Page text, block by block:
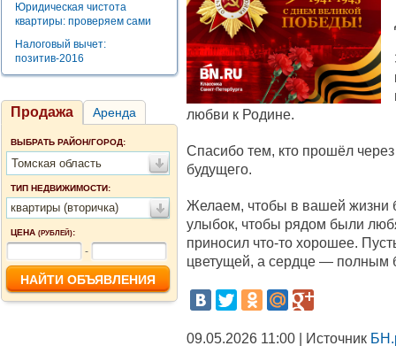
Юридическая чистота
квартиры: проверяем сами
Налоговый вычет:
позитив-2016
Продажа Аренда
ВЫБРАТЬ РАЙОН/ГОРОД:
Томская область
ТИП НЕДВИЖИМОСТИ:
квартиры (вторичка)
ЦЕНА (РУБЛЕЙ):
-
любви к Родине.
Спасибо тем, кто прошёл
будущего.
Желаем, чтобы в вашей жизни
улыбок, чтобы рядом были
приносил что‑то хорошее.
цветущей, а сердце — полным
09.05.2026 11:00 | Источник